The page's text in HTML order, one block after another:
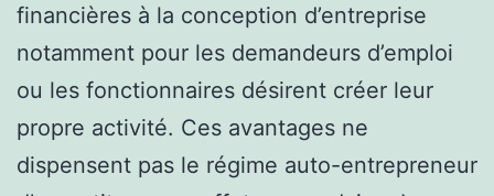
financières à la conception d’entreprise
notamment pour les demandeurs d’emploi
ou les fonctionnaires désirent créer leur
propre activité. Ces avantages ne
dispensent pas le régime auto-entrepreneur